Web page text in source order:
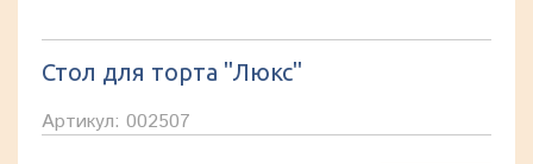
Стол для торта "Люкс"
Артикул: 002507